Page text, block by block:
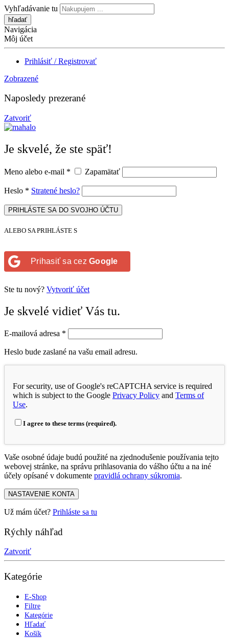
Vyhľadávanie tu
Navigácia
Môj účet
Prihlásiť / Registrovať
Zobrazené
Naposledy prezerané
Zatvoriť
Je skvelé, že ste späť!
Meno alebo e-mail * Zapamätať
Heslo * Stratené heslo?
PRIHLÁSTE SA DO SVOJHO ÚČTU
ALEBO SA PRIHLÁSTE S
Prihasiť sa cez Google
Ste tu nový? Vytvoriť účet
Je skvelé vidieť Vás tu.
E-mailová adresa *
Heslo bude zaslané na vašu email adresu.
For security, use of Google's reCAPTCHA service is required
which is subject to the Google Privacy Policy and Terms of
Use.
I agree to these terms (required).
Vaše osobné údaje budú použité na zjednodušenie používania tejto
webovej stránke, na správu prihlasovania do vášho účtu a na iné
účely opísané v dokumente pravidlá ochrany súkromia.
NASTAVENIE KONTA
Už mám účet? Prihláste sa tu
Rýchly náhľad
Zatvoriť
Kategórie
E-Shop
Filtre
Kategórie
Hľadať
Košík